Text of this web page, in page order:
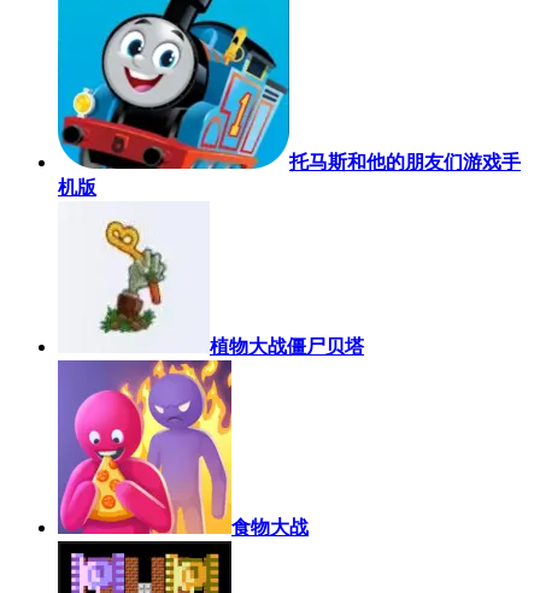
托马斯和他的朋友们游戏手
机版
植物大战僵尸贝塔
食物大战